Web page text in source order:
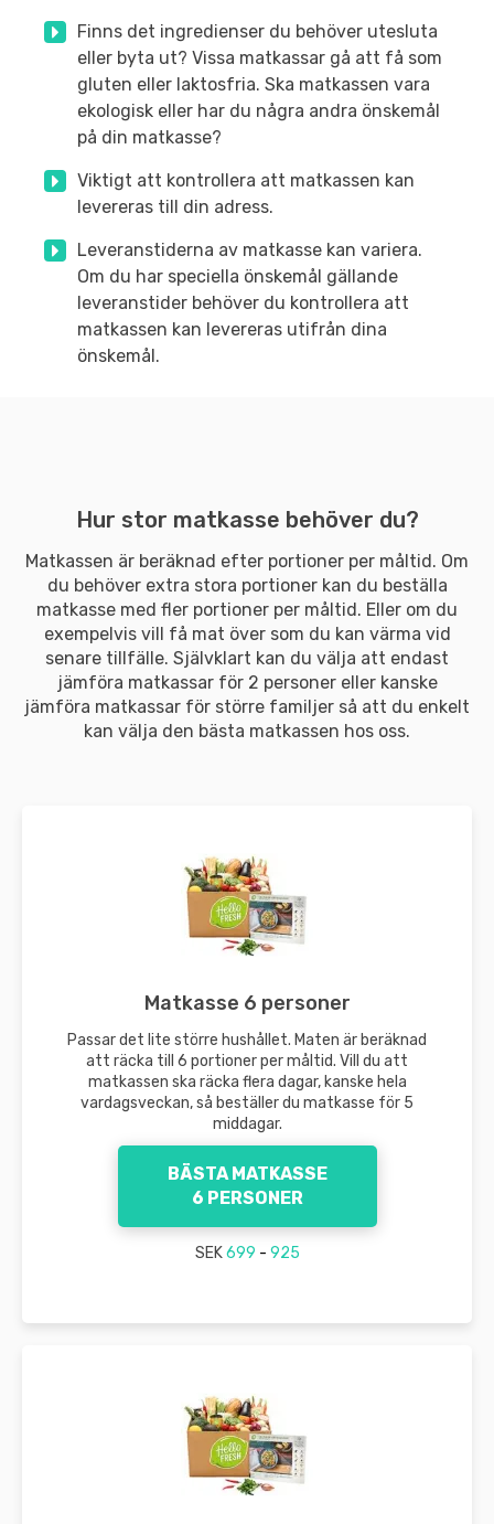
Finns det ingredienser du behöver utesluta
eller byta ut? Vissa matkassar gå att få som
gluten eller laktosfria. Ska matkassen vara
ekologisk eller har du några andra önskemål
på din matkasse?
Viktigt att kontrollera att matkassen kan
levereras till din adress.
Leveranstiderna av matkasse kan variera.
Om du har speciella önskemål gällande
leveranstider behöver du kontrollera att
matkassen kan levereras utifrån dina
önskemål.
Hur stor matkasse behöver du?
Matkassen är beräknad efter portioner per måltid. Om
du behöver extra stora portioner kan du beställa
matkasse med fler portioner per måltid. Eller om du
exempelvis vill få mat över som du kan värma vid
senare tillfälle. Självklart kan du välja att endast
jämföra matkassar för 2 personer eller kanske
jämföra matkassar för större familjer så att du enkelt
kan välja den bästa matkassen hos oss.
Matkasse 6 personer
Passar det lite större hushållet. Maten är beräknad
att räcka till 6 portioner per måltid. Vill du att
matkassen ska räcka flera dagar, kanske hela
vardagsveckan, så beställer du matkasse för 5
middagar.
BÄSTA MATKASSE
6 PERSONER
SEK699 - 925